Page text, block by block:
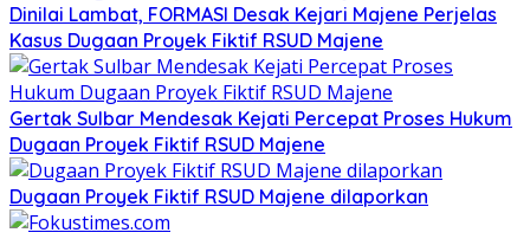
Dinilai Lambat, FORMASI Desak Kejari Majene Perjelas
Kasus Dugaan Proyek Fiktif RSUD Majene
Gertak Sulbar Mendesak Kejati Percepat Proses Hukum
Dugaan Proyek Fiktif RSUD Majene
Dugaan Proyek Fiktif RSUD Majene dilaporkan